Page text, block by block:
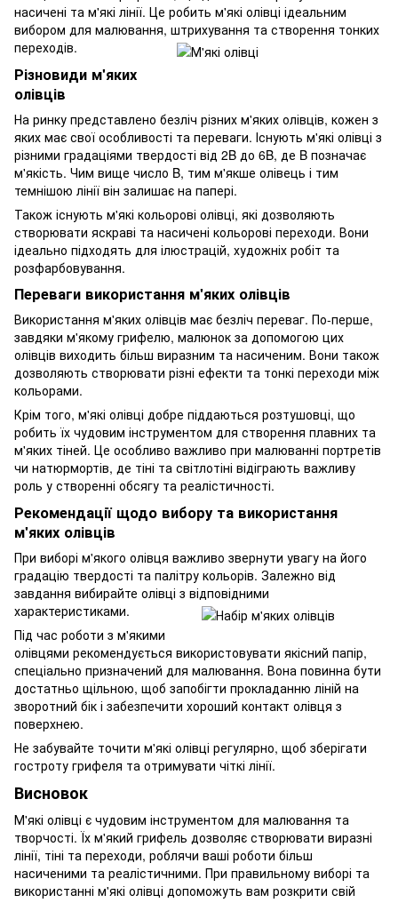
насичені та м'які лінії. Це робить м'які олівці ідеальним
вибором для малювання, штрихування та створення тонких
переходів.
Різновиди м'яких
олівців
На ринку представлено безліч різних м'яких олівців, кожен з
яких має свої особливості та переваги. Існують м'які олівці з
різними градаціями твердості від 2B до 6B, де B позначає
м'якість. Чим вище число B, тим м'якше олівець і тим
темнішою лінії він залишає на папері.
Також існують м'які кольорові олівці, які дозволяють
створювати яскраві та насичені кольорові переходи. Вони
ідеально підходять для ілюстрацій, художніх робіт та
розфарбовування.
Переваги використання м'яких олівців
Використання м'яких олівців має безліч переваг. По-перше,
завдяки м'якому грифелю, малюнок за допомогою цих
олівців виходить більш виразним та насиченим. Вони також
дозволяють створювати різні ефекти та тонкі переходи між
кольорами.
Крім того, м'які олівці добре піддаються розтушовці, що
робить їх чудовим інструментом для створення плавних та
м'яких тіней. Це особливо важливо при малюванні портретів
чи натюрмортів, де тіні та світлотіні відіграють важливу
роль у створенні обсягу та реалістичності.
Рекомендації щодо вибору та використання
м'яких олівців
При виборі м'якого олівця важливо звернути увагу на його
градацію твердості та палітру кольорів. Залежно від
завдання вибирайте олівці з відповідними
характеристиками.
Під час роботи з м'якими
олівцями рекомендується використовувати якісний папір,
спеціально призначений для малювання. Вона повинна бути
достатньо щільною, щоб запобігти прокладанню ліній на
зворотний бік і забезпечити хороший контакт олівця з
поверхнею.
Не забувайте точити м'які олівці регулярно, щоб зберігати
гостроту грифеля та отримувати чіткі лінії.
Висновок
М'які олівці є чудовим інструментом для малювання та
творчості. Їх м'який грифель дозволяє створювати виразні
лінії, тіні та переходи, роблячи ваші роботи більш
насиченими та реалістичними. При правильному виборі та
використанні м'які олівці допоможуть вам розкрити свій